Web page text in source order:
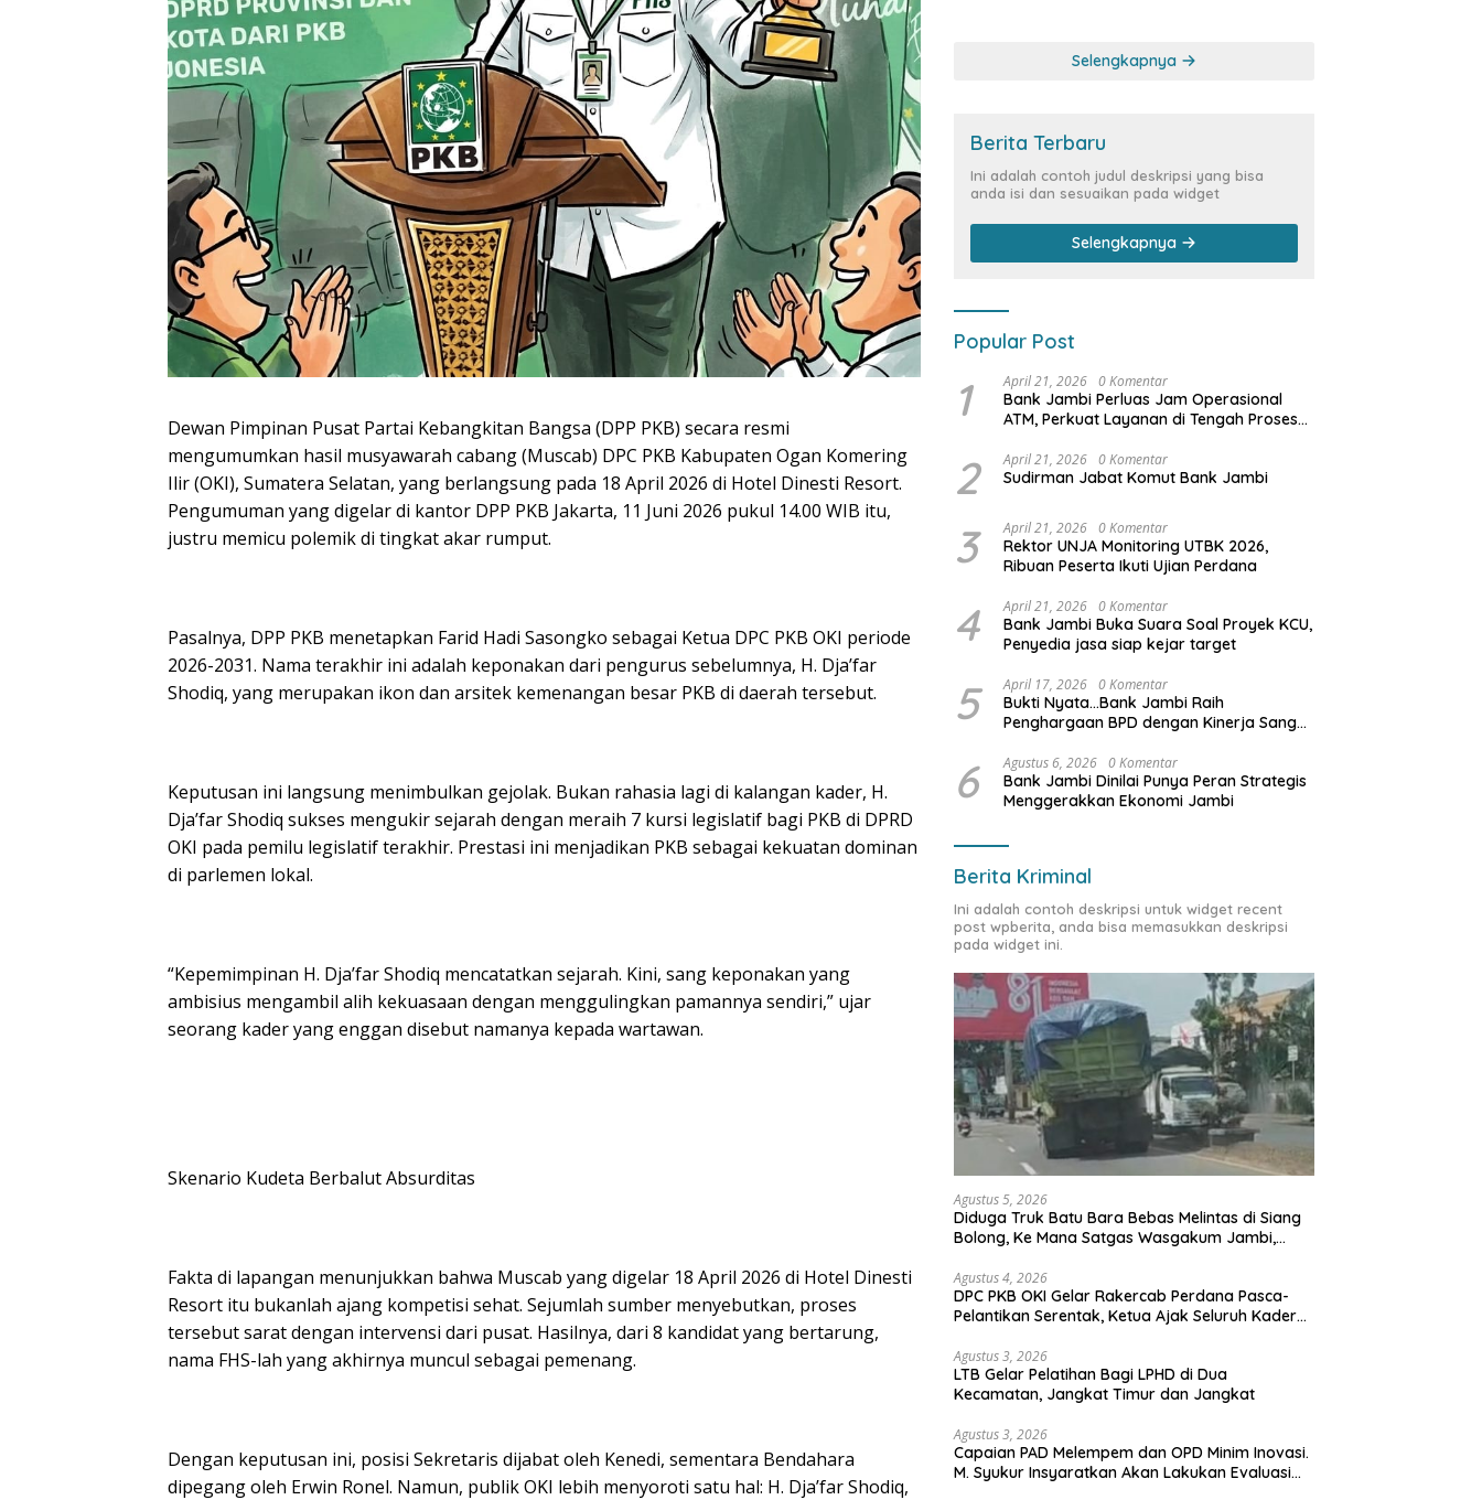
Dewan Pimpinan Pusat Partai Kebangkitan Bangsa (DPP PKB) secara resmi
mengumumkan hasil musyawarah cabang (Muscab) DPC PKB Kabupaten Ogan Komering
Ilir (OKI), Sumatera Selatan, yang berlangsung pada 18 April 2026 di Hotel Dinesti Resort.
Pengumuman yang digelar di kantor DPP PKB Jakarta, 11 Juni 2026 pukul 14.00 WIB itu,
justru memicu polemik di tingkat akar rumput.
Pasalnya, DPP PKB menetapkan Farid Hadi Sasongko sebagai Ketua DPC PKB OKI periode
2026-2031. Nama terakhir ini adalah keponakan dari pengurus sebelumnya, H. Dja’far
Shodiq, yang merupakan ikon dan arsitek kemenangan besar PKB di daerah tersebut.
Keputusan ini langsung menimbulkan gejolak. Bukan rahasia lagi di kalangan kader, H.
Dja’far Shodiq sukses mengukir sejarah dengan meraih 7 kursi legislatif bagi PKB di DPRD
OKI pada pemilu legislatif terakhir. Prestasi ini menjadikan PKB sebagai kekuatan dominan
di parlemen lokal.
“Kepemimpinan H. Dja’far Shodiq mencatatkan sejarah. Kini, sang keponakan yang
ambisius mengambil alih kekuasaan dengan menggulingkan pamannya sendiri,” ujar
seorang kader yang enggan disebut namanya kepada wartawan.
Skenario Kudeta Berbalut Absurditas
Fakta di lapangan menunjukkan bahwa Muscab yang digelar 18 April 2026 di Hotel Dinesti
Resort itu bukanlah ajang kompetisi sehat. Sejumlah sumber menyebutkan, proses
tersebut sarat dengan intervensi dari pusat. Hasilnya, dari 8 kandidat yang bertarung,
nama FHS-lah yang akhirnya muncul sebagai pemenang.
Dengan keputusan ini, posisi Sekretaris dijabat oleh Kenedi, sementara Bendahara
dipegang oleh Erwin Ronel. Namun, publik OKI lebih menyoroti satu hal: H. Dja’far Shodiq,
Miliar
Selengkapnya
Berita Terbaru
Ini adalah contoh judul deskripsi yang bisa
anda isi dan sesuaikan pada widget
Selengkapnya
Popular Post
1 April 21, 2026 0 Komentar
Bank Jambi Perluas Jam Operasional
ATM, Perkuat Layanan di Tengah Proses
2 April 21, 2026 0 Komentar
Sudirman Jabat Komut Bank Jambi
3 April 21, 2026 0 Komentar
Rektor UNJA Monitoring UTBK 2026,
Ribuan Peserta Ikuti Ujian Perdana
4 April 21, 2026 0 Komentar
Bank Jambi Buka Suara Soal Proyek KCU,
Penyedia jasa siap kejar target
5 April 17, 2026 0 Komentar
Bukti Nyata…Bank Jambi Raih
Penghargaan BPD dengan Kinerja Sangat
6 Agustus 6, 2026 0 Komentar
Bank Jambi Dinilai Punya Peran Strategis
Menggerakkan Ekonomi Jambi
Berita Kriminal
Ini adalah contoh deskripsi untuk widget recent
post wpberita, anda bisa memasukkan deskripsi
pada widget ini.
Agustus 5, 2026
Diduga Truk Batu Bara Bebas Melintas di Siang
Bolong, Ke Mana Satgas Wasgakum Jambi,
Agustus 4, 2026
DPC PKB OKI Gelar Rakercab Perdana Pasca-
Pelantikan Serentak, Ketua Ajak Seluruh Kader
Agustus 3, 2026
LTB Gelar Pelatihan Bagi LPHD di Dua
Kecamatan, Jangkat Timur dan Jangkat
Agustus 3, 2026
Capaian PAD Melempem dan OPD Minim Inovasi.
M. Syukur Insyaratkan Akan Lakukan Evaluasi